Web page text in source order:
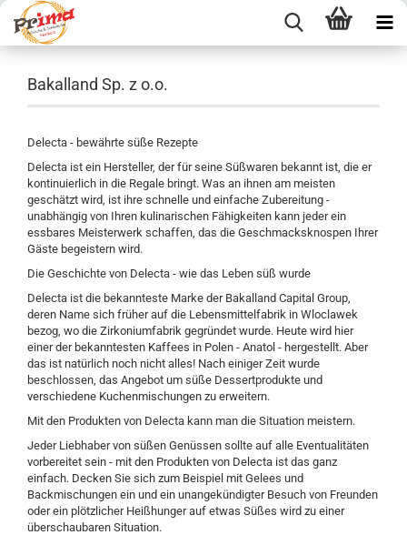
Bakalland Sp. z o.o.
Delecta - bewährte süße Rezepte
Delecta ist ein Hersteller, der für seine Süßwaren bekannt ist, die er
kontinuierlich in die Regale bringt. Was an ihnen am meisten
geschätzt wird, ist ihre schnelle und einfache Zubereitung -
unabhängig von Ihren kulinarischen Fähigkeiten kann jeder ein
essbares Meisterwerk schaffen, das die Geschmacksknospen Ihrer
Gäste begeistern wird.
Die Geschichte von Delecta - wie das Leben süß wurde
Delecta ist die bekannteste Marke der Bakalland Capital Group,
deren Name sich früher auf die Lebensmittelfabrik in Wloclawek
bezog, wo die Zirkoniumfabrik gegründet wurde. Heute wird hier
einer der bekanntesten Kaffees in Polen - Anatol - hergestellt. Aber
das ist natürlich noch nicht alles! Nach einiger Zeit wurde
beschlossen, das Angebot um süße Dessertprodukte und
verschiedene Kuchenmischungen zu erweitern.
Mit den Produkten von Delecta kann man die Situation meistern.
Jeder Liebhaber von süßen Genüssen sollte auf alle Eventualitäten
vorbereitet sein - mit den Produkten von Delecta ist das ganz
einfach. Decken Sie sich zum Beispiel mit Gelees und
Backmischungen ein und ein unangekündigter Besuch von Freunden
oder ein plötzlicher Heißhunger auf etwas Süßes wird zu einer
überschaubaren Situation.